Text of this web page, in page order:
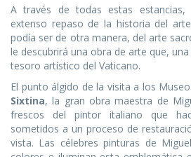
A través de todas estas
extenso repaso de la historia del
podía ser de otra manera, del arte
le descubrirá una obra de arte que,
tesoro artístico del Vaticano.
El punto álgido de la visita a los
Sixtina, la gran obra maestra de
frescos del pintor italiano que
sometidos a un proceso de
vista. Las célebres pinturas de